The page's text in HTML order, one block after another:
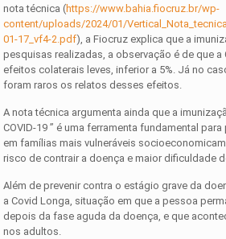
nota técnica (https://www.bahia.fiocruz.br/wp-
content/uploads/2024/01/
01-17_vf4-2.pdf), a Fiocruz explica que a
pesquisas realizadas, a observação é de que a
efeitos colaterais leves, inferior a 5%. Já no
foram raros os relatos desses efeitos.
A nota técnica argumenta ainda que a
COVID-19 ” é uma ferramenta fundamental
em famílias mais vulneráveis
risco de contrair a doença e maior dificuldade
Além de prevenir contra o estágio grave da
a Covid Longa, situação em que a pessoa
depois da fase aguda da doença, e que
nos adultos.